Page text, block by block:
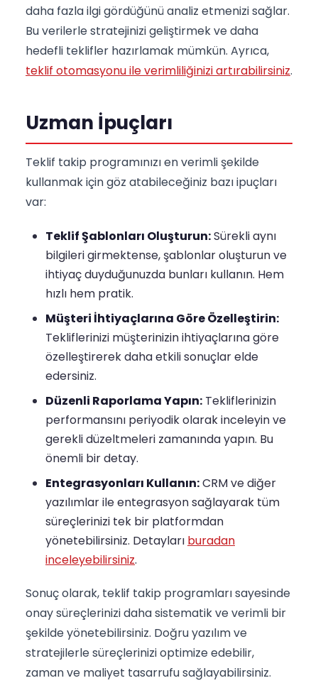
daha fazla ilgi gördüğünü analiz etmenizi sağlar.
Bu verilerle stratejinizi geliştirmek ve daha
hedefli teklifler hazırlamak mümkün. Ayrıca,
teklif otomasyonu ile verimliliğinizi artırabilirsiniz.
Uzman İpuçları
Teklif takip programınızı en verimli şekilde
kullanmak için göz atabileceğiniz bazı ipuçları
var:
Teklif Şablonları Oluşturun:Sürekli aynı
bilgileri girmektense, şablonlar oluşturun ve
ihtiyaç duyduğunuzda bunları kullanın. Hem
hızlı hem pratik.
Müşteri İhtiyaçlarına Göre Özelleştirin:
Tekliflerinizi müşterinizin ihtiyaçlarına göre
özelleştirerek daha etkili sonuçlar elde
edersiniz.
Düzenli Raporlama Yapın: Tekliflerinizin
performansını periyodik olarak inceleyin ve
gerekli düzeltmeleri zamanında yapın. Bu
önemli bir detay.
Entegrasyonları Kullanın:CRM ve diğer
yazılımlar ile entegrasyon sağlayarak tüm
süreçlerinizi tek bir platformdan
yönetebilirsiniz. Detayları buradan
inceleyebilirsiniz.
Sonuç olarak, teklif takip programları sayesinde
onay süreçlerinizi daha sistematik ve verimli bir
şekilde yönetebilirsiniz. Doğru yazılım ve
stratejilerle süreçlerinizi optimize edebilir,
zaman ve maliyet tasarrufu sağlayabilirsiniz.